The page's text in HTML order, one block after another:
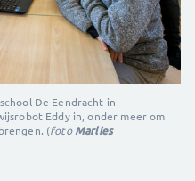
De Eendracht in
Eddy in, onder meer om
(fotoMarlies